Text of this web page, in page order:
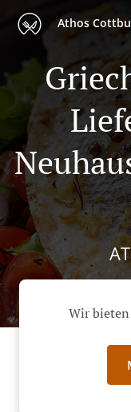
Athos
Wir